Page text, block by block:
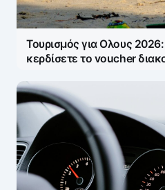
Τουρισμός για Ολους 2026:
κερδίσετε το voucher